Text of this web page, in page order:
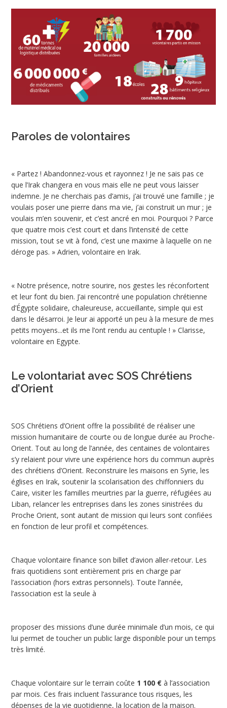
Paroles de volontaires
« Partez ! Abandonnez-vous et rayonnez ! Je ne sais pas ce
que l’Irak changera en vous mais elle ne peut vous laisser
indemne. Je ne cherchais pas d’amis, j’ai trouvé une famille ; je
voulais poser une pierre dans ma vie, j’ai construit un mur ; je
voulais m’en souvenir, et c’est ancré en moi. Pourquoi ? Parce
que quatre mois c’est court et dans l’intensité de cette
mission, tout se vit à fond, c’est une maxime à laquelle on ne
déroge pas. » Adrien, volontaire en Irak.
« Notre présence, notre sourire, nos gestes les réconfortent
et leur font du bien. J’ai rencontré une population chrétienne
d’Égypte solidaire, chaleureuse, accueillante, simple qui est
dans le désarroi. Je leur ai apporté un peu à la mesure de mes
petits moyens...et ils me l’ont rendu au centuple ! » Clarisse,
volontaire en Egypte.
Le volontariat avec SOS Chrétiens
d’Orient
SOS Chrétiens d’Orient offre la possibilité de réaliser une
mission humanitaire de courte ou de longue durée au Proche-
Orient. Tout au long de l’année, des centaines de volontaires
s’y relaient pour vivre une expérience hors du commun auprès
des chrétiens d’Orient. Reconstruire les maisons en Syrie, les
églises en Irak, soutenir la scolarisation des chiffonniers du
Caire, visiter les familles meurtries par la guerre, réfugiées au
Liban, relancer les entreprises dans les zones sinistrées du
Proche Orient, sont autant de mission qui leurs sont confiées
en fonction de leur profil et compétences.
Chaque volontaire finance son billet d’avion aller-retour. Les
frais quotidiens sont entièrement pris en charge par
l’association (hors extras personnels). Toute l’année,
l’association est la seule à
proposer des missions d’une durée minimale d’un mois, ce qui
lui permet de toucher un public large disponible pour un temps
très limité.
Chaque volontaire sur le terrain coûte 1 100 € à l’association
par mois. Ces frais incluent l’assurance tous risques, les
dépenses de la vie quotidienne, la location de la maison.